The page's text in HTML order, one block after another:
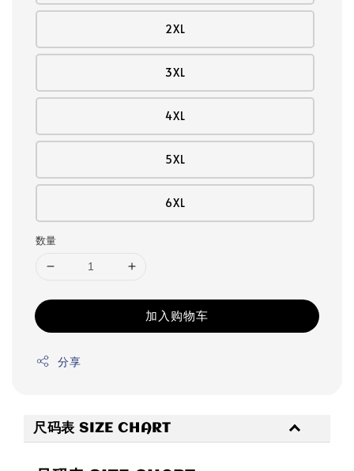
2XL
3XL
4XL
5XL
6XL
数量
加入购物车
分享
尺码表 SIZE CHART